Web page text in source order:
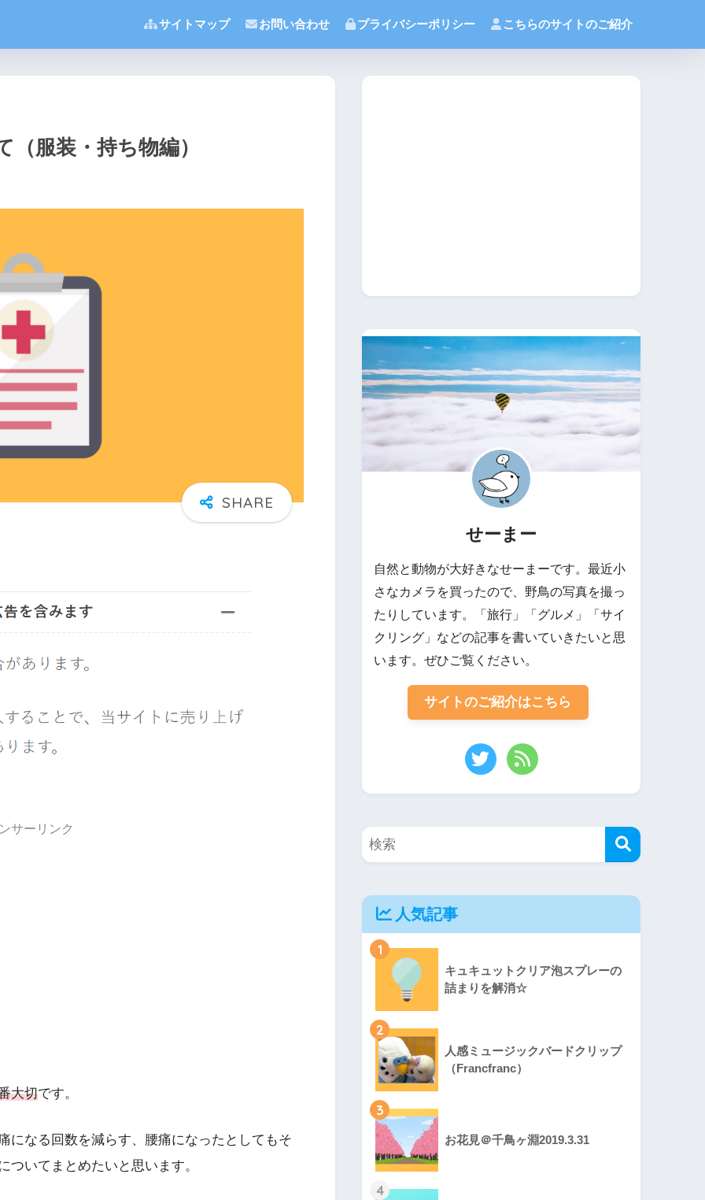
サイトマップ お問い合わせ プライバシーポリシー こちらのサイトのご紹介
服装・持ち物編）
サーリンク
大切です。
になる回数を減らす、腰痛になったとしてもそ
いてまとめたいと思います。
せーまー
自然と動物が大好きなせーまーです。最近小
さなカメラを買ったので、野鳥の写真を撮っ
たりしています。「旅行」「グルメ」「サイ
クリング」などの記事を書いていきたいと思
います。ぜひご覧ください。
サイトのご紹介はこちら
人気記事
1
キュキュットクリア泡スプレーの
詰まりを解消☆
2
人感ミュージックバードクリップ
（Francfranc）
3
お花見＠千鳥ヶ淵2019.3.31
4